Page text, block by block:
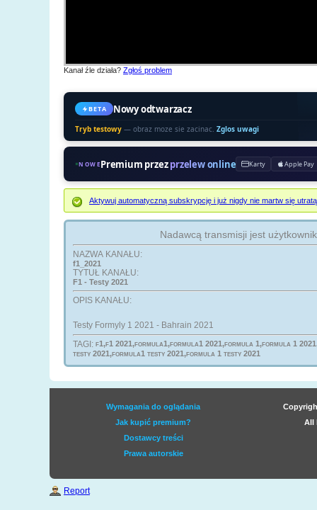
Kanał źle działa? Zgłoś problem
BETA Nowy odtwarzacz
Tryb testowy — obraz moze sie zacinac. Zglos uwagi
NOWEPremium przezprzelew online Karty Apple Pay
Aktywuj automatyczną subskrypcję i już nigdy nie martw się
Nadawcą transmisji jest
NAZWA KANAŁU:
f1_2021
TYTUŁ KANAŁU:
F1 - Testy 2021
OPIS KANAŁU:
Testy Formyly 1 2021 - Bahrain 2021
TAGI: f1,f1 2021,formula1,formula1 2021,formula 1,formula 1
testy 2021,formula1 testy 2021,formula 1 testy 2021
Wymagania do oglądania
Jak kupić premium?
Dostawcy treści
Prawa autorskie
All
Report